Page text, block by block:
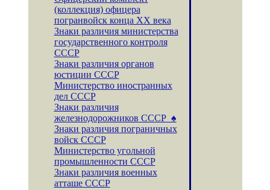
(коллекция) офицера
погранвойск конца XX века
Знаки различия министерства
государственного контроля
СССР
Знаки различия органов
юстиции СССР
Министерство иностранных
дел СССР
Знаки различия
железнодорожников СССР ♠
Знаки различия пограничных
войск СССР
Министерство угольной
промышленности СССР
Знаки различия военных
атташе СССР